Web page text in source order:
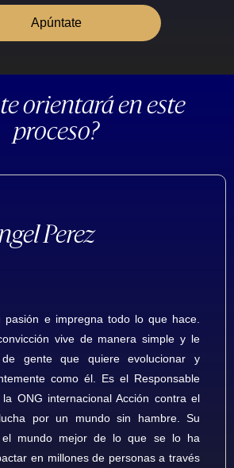
Apúntate
orientará en este
proceso?
Perez
pasión e impregna todo lo que hace.
vive de manera simple y le
gente que quiere evolucionar y
como él. Es el Responsable
ONG internacional Acción contra el
por un mundo sin hambre. Su
el mundo mejor de lo que se lo ha
en millones de personas a través